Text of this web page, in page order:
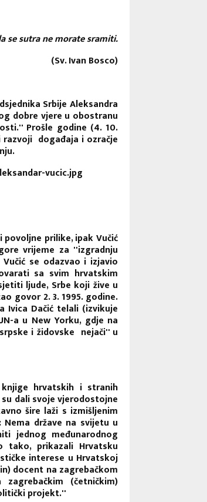
se sutra ne morate sramiti.
(Sv. Ivan Bosco)
Srbije Aleksandra
dobre vjere u obostranu
Prošle godine (4. 10.
razvoji događaja i ozračje
prilike, ipak Vučić
vrijeme za ''izgradnju
se odazvao i izjavio
sa svim hrvatskim
ljude, Srbe koji žive u
govor 2. 3. 1995. godine.
Ivica Dačić telali (izvikuje
a u New Yorku, gdje na
i židovske nejači'' u
hrvatskih i stranih
dali svoje vjerodostojne
šire laži s izmišljenim
države na svijetu u
jednog međunarodnog
tako, prikazali Hrvatsku
interese u Hrvatskoj
docent na zagrebačkom
(četničkim)
projekt.''